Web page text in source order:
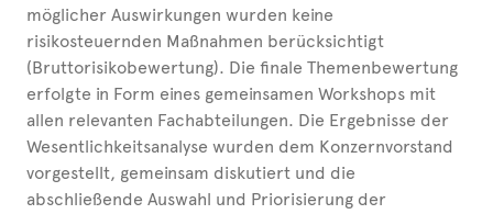
möglicher Auswirkungen wurden keine
risikosteuernden Maßnahmen berücksichtigt
(Bruttorisikobewertung). Die finale Themenbewertung
erfolgte in Form eines gemeinsamen Workshops mit
allen relevanten Fachabteilungen. Die Ergebnisse der
Wesentlichkeitsanalyse wurden dem Konzernvorstand
vorgestellt, gemeinsam diskutiert und die
abschließende Auswahl und Priorisierung der